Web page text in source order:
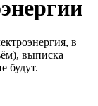
в
выписка
будут.